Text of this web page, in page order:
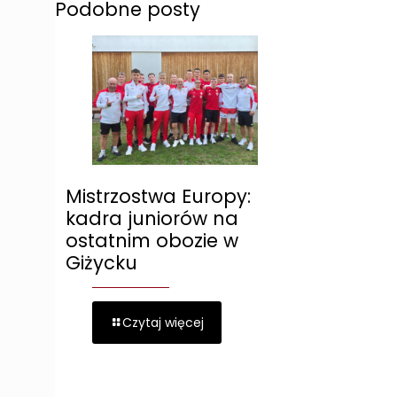
Podobne posty
Mistrzostwa Europy:
kadra juniorów na
ostatnim obozie w
Giżycku
Czytaj więcej